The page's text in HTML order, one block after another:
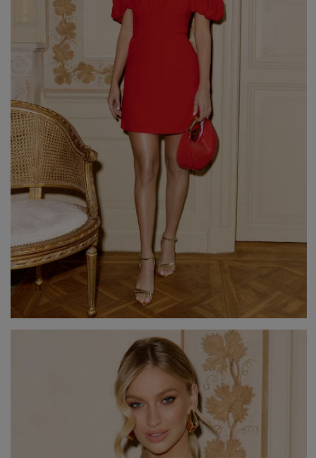
Beliebte Kategorien
NEUHEITEN ZUR HOCHZEIT ALLE
Stil
TRAUUNG
ABSCHLUSSBALL
CASUAL - KLEIDER
ABENDKLEIDER
SPITZENKLEIDER
FIGURBETONTE KLEIDER
ELEGANTE KLEIDER
AUSGESTELLTE KLEIDER
FORMELLE KLEIDER
ASYMMETRISCHE
STRICKKLEIDER
MIT RÜSCHEN
VELOURS
MIT SCHÖSSCHEN
SPANISCHE KLEIDER
PASTELLKLEIDER
BROKATKLEIDER